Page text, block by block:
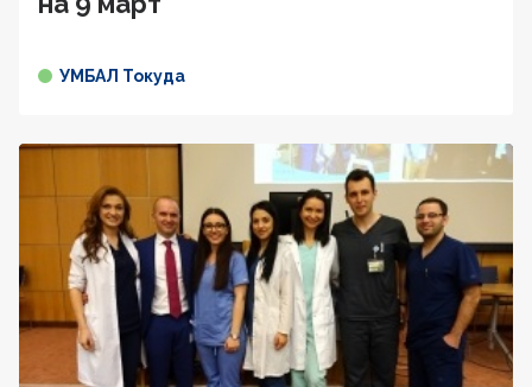
УМБАЛ Токуда